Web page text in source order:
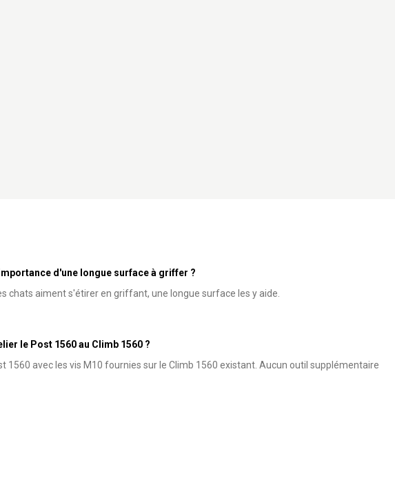
d'une longue surface à griffer ?
chats aiment s'étirer en griffant, une longue surface les y aide.
le Post 1560 au Climb 1560 ?
1560 avec les vis M10 fournies sur le Climb 1560 existant. Aucun outil supplémentaire